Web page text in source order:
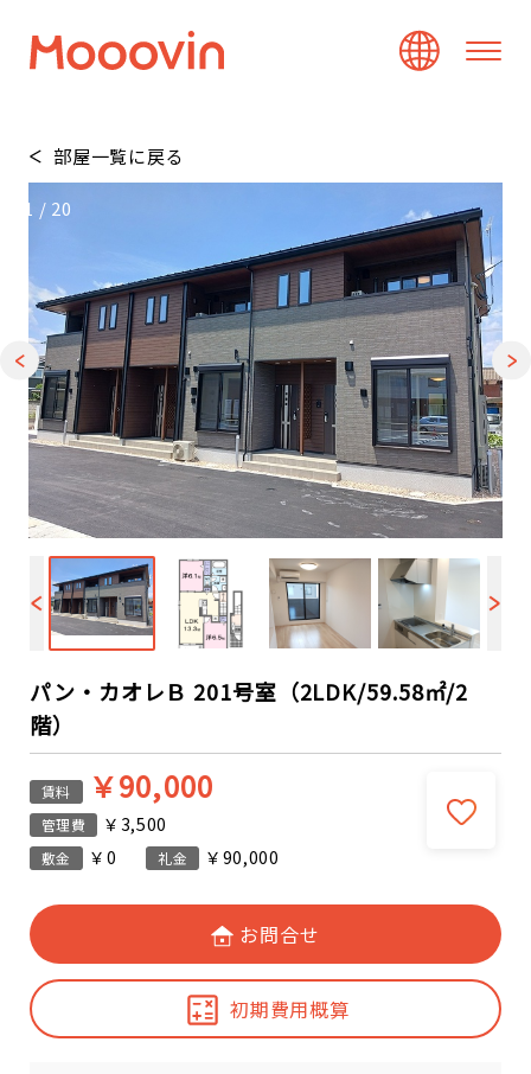
部屋一覧に戻る
1 / 20
パン・カオレＢ 201号室（2LDK/59.58㎡/2
階）
賃料 ￥90,000
管理費 ￥3,500
敷金 ￥0 礼金 ￥90,000
お問合せ
初期費用概算